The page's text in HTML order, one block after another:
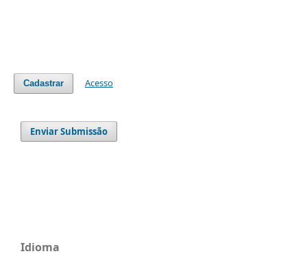
Cadastrar Acesso
Enviar Submissão
Idioma